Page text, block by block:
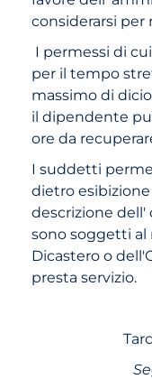
considerarsi per
I permessi di
per il tempo
massimo di
il dipendente
ore da
I suddetti
dietro
descrizione
sono soggetti al
Dicastero o
presta servizio.